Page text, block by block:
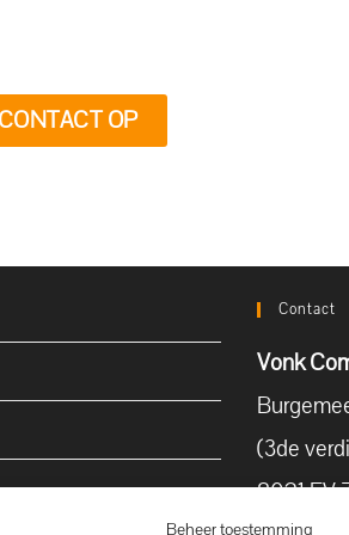
Beheer toestemming
OP
Contact
Vonk
(3de
8021 EV